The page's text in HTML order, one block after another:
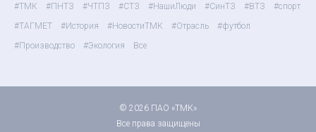
#ТМК #ПНТЗ #ЧТПЗ #СТЗ #НашиЛюди #СинТЗ #ВТЗ
#спорт
#ТАГМЕТ
#История #НовостиТМК #Отрасль
#футбол
#Производство
#Экология Все
© 2026 ПАО «ТМК»
Все права защищены